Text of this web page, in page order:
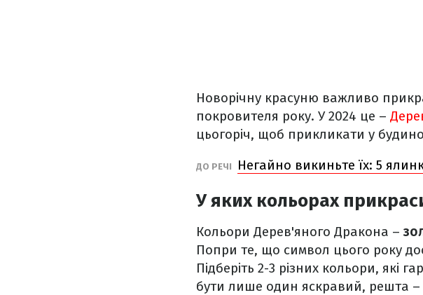
Новорічну красуню важливо
покровителя року. У 2024 це –
цьогоріч, щоб прикликати у
ДО РЕЧІ Негайно викиньте їх: 5
У яких кольорах
Кольори Дерев'яного Дракона –
Попри те, що символ цього року
Підберіть 2-3 різних кольори, які
бути лише один яскравий, решта